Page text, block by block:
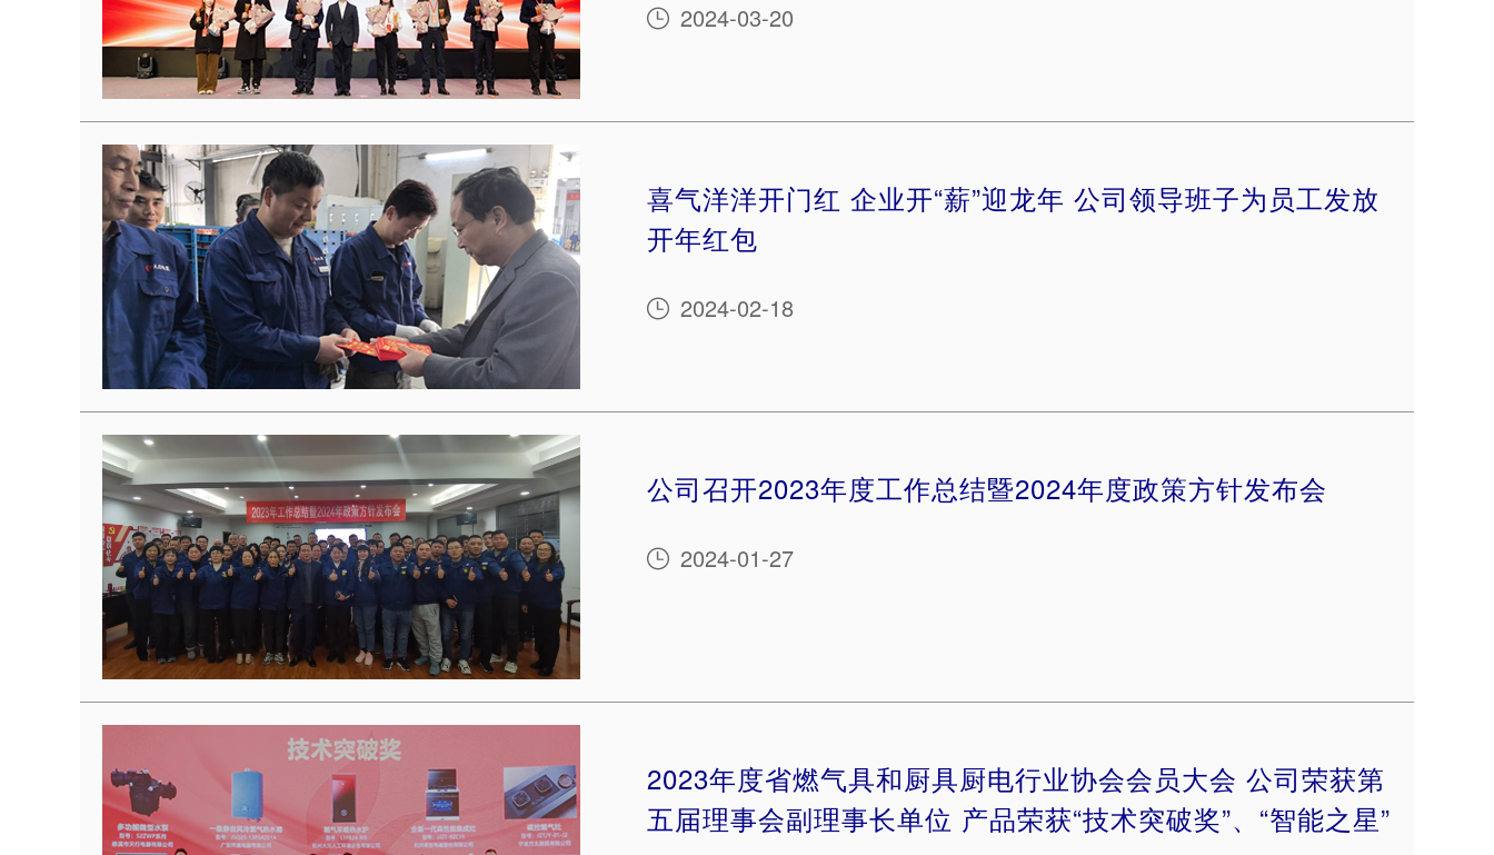
 2024-03-20
喜气洋洋开门红 企业开“薪”迎龙年 公司领导班子为员工发放
开年红包
 2024-02-18
公司召开2023年度工作总结暨2024年度政策方针发布会
 2024-01-27
2023年度省燃气具和厨具厨电行业协会会员大会 公司荣获第
五届理事会副理事长单位 产品荣获“技术突破奖”、“智能之星”